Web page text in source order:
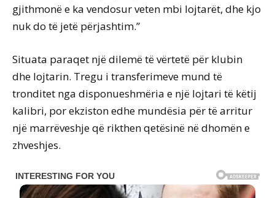
gjithmonë e ka vendosur veten mbi lojtarët, dhe kjo
nuk do të jetë përjashtim.”
Situata paraqet një dilemë të vërtetë për klubin
dhe lojtarin. Tregu i transferimeve mund të
tronditet nga disponueshmëria e një lojtari të këtij
kalibri, por ekziston edhe mundësia për të arritur
një marrëveshje që rikthen qetësinë në dhomën e
zhveshjes.